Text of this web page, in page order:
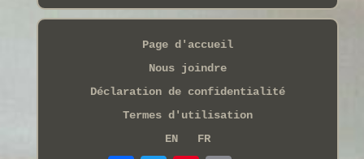
Page d'accueil
Nous joindre
Déclaration de confidentialité
Termes d'utilisation
EN
FR